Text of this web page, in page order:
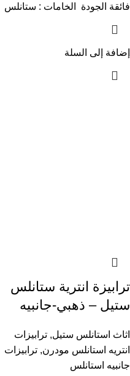
فائقة الجودة الخامات : ستانلس
إضافة إلى السلة
ترابيزة انترية ستانلس
ستيل – ذهبي-جانبيه
اثاث استانلس ستيل, ترابيزات
انتريه استانلس مودرن, ترابيزات
جانبيه استانلس